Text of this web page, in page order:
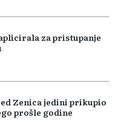
za pristupanje
Zenica jedini prikupio
prošle godine